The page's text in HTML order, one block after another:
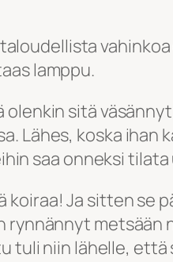
lamppu.
sitä
Lähes, koska ihan
saa onneksi tilata
Ja sitten se
rynnännyt
tuli niin lähelle,